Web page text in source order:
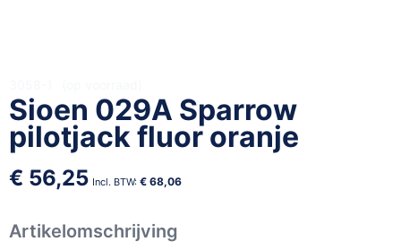
Sioen 029A Sparrow
pilotjack fluor oranje
€ 56,25 € 68,06
Artikelomschrijving
naar
het
begin
de
gallerij